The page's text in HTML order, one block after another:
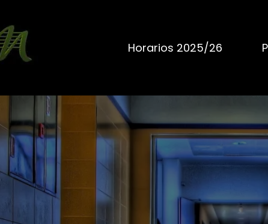
Horarios 2025/26